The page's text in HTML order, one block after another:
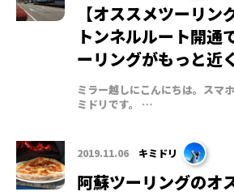
【オススメツーリン
トンネルルート開通
ーリングがもっと近
ミラー越しにこんにちは。ス
ミドリです。 …
2019.11.06 キミドリ
阿蘇ツーリングのオ